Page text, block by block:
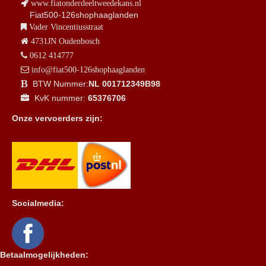
www.fiatonderdeeltweedekans.nl
Fiat500-126shophaaglanden
Vader Vincentiusstraat
4731JN Oudenbosch
0612 414777
info@fiat500-126shophaaglanden
BTW Nummer:NL 001712349B98
KvK nummer: 65376706
Onze vervoerders zijn:
Socialmedia:
Betaalmogelijkheden: